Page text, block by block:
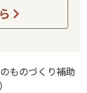
社の海外展開を
ます。
ものづくり補助